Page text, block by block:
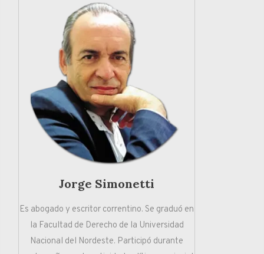
Jorge Simonetti
Es abogado y escritor correntino. Se graduó en
la Facultad de Derecho de la Universidad
Nacional del Nordeste. Participó durante